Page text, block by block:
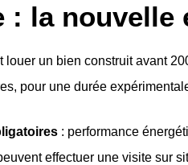
la nouvelle
un bien construit avant
pour une durée
: performance
effectuer une visite sur